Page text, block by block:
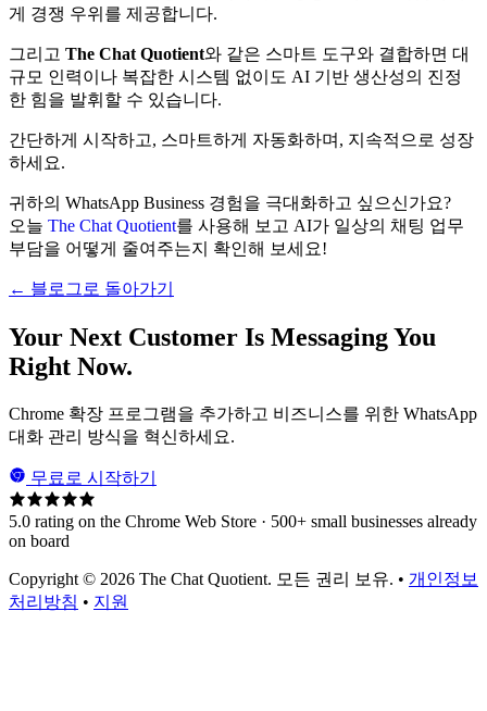
게 경쟁 우위를 제공합니다.
그리고 The Chat Quotient와 같은 스마트 도구와 결합하면 대
규모 인력이나 복잡한 시스템 없이도 AI 기반 생산성의 진정
한 힘을 발휘할 수 있습니다.
간단하게 시작하고, 스마트하게 자동화하며, 지속적으로 성장
하세요.
귀하의 WhatsApp Business 경험을 극대화하고 싶으신가요?
오늘 The Chat Quotient를 사용해 보고 AI가 일상의 채팅 업무
부담을 어떻게 줄여주는지 확인해 보세요!
← 블로그로 돌아가기
Your Next Customer Is Messaging You
Right Now.
Chrome 확장 프로그램을 추가하고 비즈니스를 위한 WhatsApp
대화 관리 방식을 혁신하세요.
무료로 시작하기
5.0 rating on the Chrome Web Store · 500+ small businesses already
on board
Copyright © 2026 The Chat Quotient. 모든 권리 보유. • 개인정보
처리방침 • 지원